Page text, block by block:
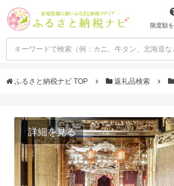
限度額
ふるさと納税ナビ TOP 返礼品検索
詳細を見る